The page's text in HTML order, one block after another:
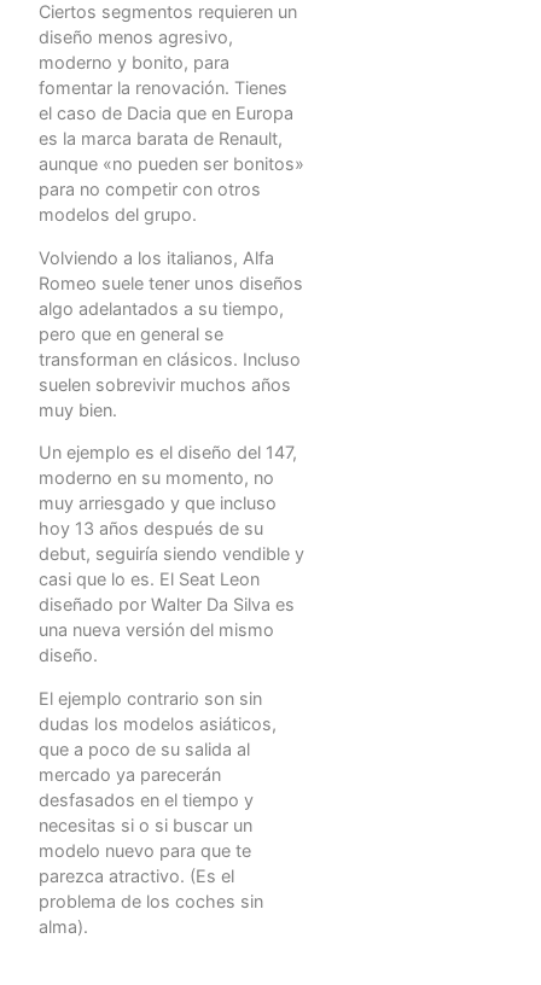
Ciertos segmentos requieren un
diseño menos agresivo,
moderno y bonito, para
fomentar la renovación. Tienes
el caso de Dacia que en Europa
es la marca barata de Renault,
aunque «no pueden ser bonitos»
para no competir con otros
modelos del grupo.
Volviendo a los italianos, Alfa
Romeo suele tener unos diseños
algo adelantados a su tiempo,
pero que en general se
transforman en clásicos. Incluso
suelen sobrevivir muchos años
muy bien.
Un ejemplo es el diseño del 147,
moderno en su momento, no
muy arriesgado y que incluso
hoy 13 años después de su
debut, seguiría siendo vendible y
casi que lo es. El Seat Leon
diseñado por Walter Da Silva es
una nueva versión del mismo
diseño.
El ejemplo contrario son sin
dudas los modelos asiáticos,
que a poco de su salida al
mercado ya parecerán
desfasados en el tiempo y
necesitas si o si buscar un
modelo nuevo para que te
parezca atractivo. (Es el
problema de los coches sin
alma).